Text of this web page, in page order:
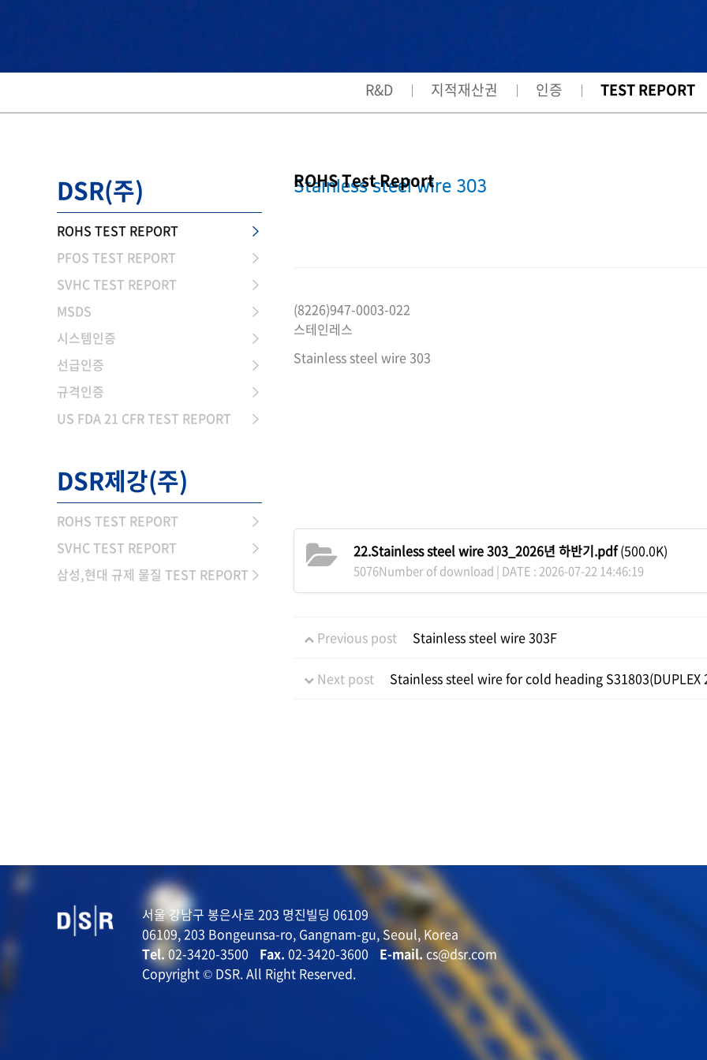
R&D 지적재산권 인증 TEST REPORT
DSR(주)
ROHS TEST REPORT
PFOS TEST REPORT
SVHC TEST REPORT
MSDS
시스템인증
선급인증
규격인증
US FDA 21 CFR TEST REPORT
DSR제강(주)
ROHS TEST REPORT
SVHC TEST REPORT
삼성,현대 규제 물질 TEST REPORT
ROHS Test Report
Stainless steel wire 303
(8226)947-0003-022
스테인레스
Stainless steel wire 303
22.Stainless steel wire 303_2026년 하반기.pdf(500.0K)
5076Number of download | DATE : 2026-07-22 14:46:19
Previous post Stainless steel wire 303F
Next post Stainless steel wire for cold heading S31803(DUPLEX
서울 강남구 봉은사로 203 명진빌딩 06109
06109, 203 Bongeunsa-ro, Gangnam-gu, Seoul, Korea
Tel. 02-3420-3500 Fax. 02-3420-3600 E-mail. cs@dsr.com
Copyright © DSR. All Right Reserved.